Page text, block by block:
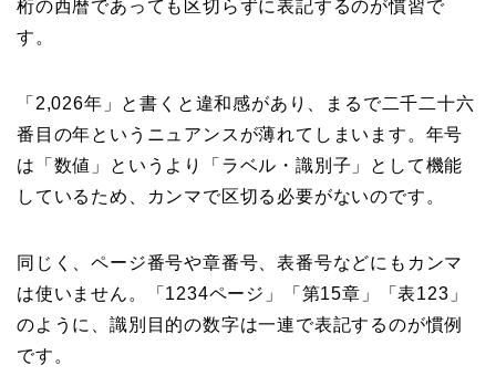
桁の西暦であっても区切らずに表記するのが慣習で
す。
「2,026年」と書くと違和感があり、まるで二千二十六
番目の年というニュアンスが薄れてしまいます。年号
は「数値」というより「ラベル・識別子」として機能
しているため、カンマで区切る必要がないのです。
同じく、ページ番号や章番号、表番号などにもカンマ
は使いません。「1234ページ」「第15章」「表123」
のように、識別目的の数字は一連で表記するのが慣例
です。